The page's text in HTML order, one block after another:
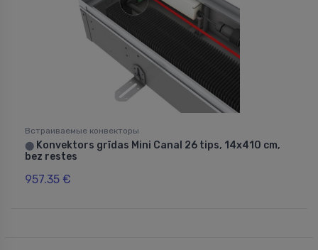
Встраиваемые конвекторы
⬤ Konvektors grīdas Mini Canal 26 tips, 14x410 cm,
bez restes
957.35 €